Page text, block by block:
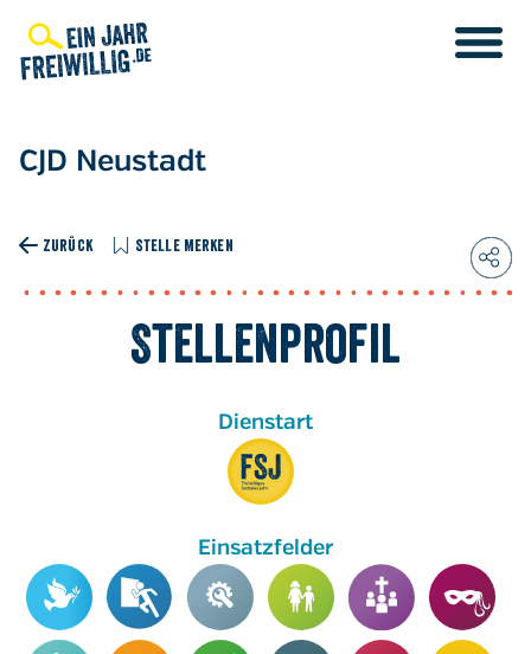
zum
Inhalt
CJD Neustadt
ZURÜCK STELLE MERKEN
Stellenprofil